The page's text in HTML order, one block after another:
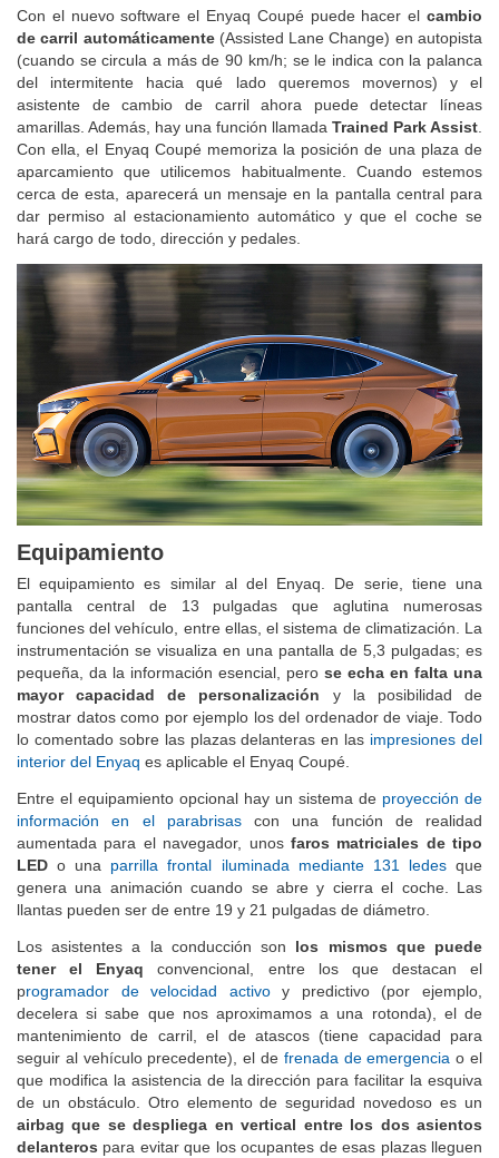
Con el nuevo software el Enyaq Coupé puede hacer el cambio
de carril automáticamente(Assisted Lane Change) en autopista
(cuando se circula a más de 90 km/h; se le indica con la palanca
del intermitente hacia qué lado queremos movernos) y el
asistente de cambio de carril ahora puede detectar líneas
amarillas. Además, hay una función llamada Trained Park Assist
Con ella, el Enyaq Coupé memoriza la posición de una plaza de
aparcamiento que utilicemos habitualmente. Cuando estemos
cerca de esta, aparecerá un mensaje en la pantalla central para
dar permiso al estacionamiento automático y que el coche se
hará cargo de todo, dirección y pedales.
Equipamiento
El equipamiento es similar al del Enyaq. De serie, tiene una
pantalla central de 13 pulgadas que aglutina numerosas
funciones del vehículo, entre ellas, el sistema de climatización. La
instrumentación se visualiza en una pantalla de 5,3 pulgadas; es
pequeña, da la información esencial, pero se echa en falta una
mayor capacidad de personalización y la posibilidad de
mostrar datos como por ejemplo los del ordenador de viaje. Todo
lo comentado sobre las plazas delanteras en las impresiones del
interior del Enyaq es aplicable el Enyaq Coupé.
Entre el equipamiento opcional hay un sistema de proyección de
información en el parabrisascon una función de realidad
aumentada para el navegador, unos faros matriciales de tipo
LED o una parrilla frontal iluminada mediante 131 ledesque
genera una animación cuando se abre y cierra el coche. Las
llantas pueden ser de entre 19 y 21 pulgadas de diámetro.
Los asistentes a la conducción son los mismos que puede
tener el Enyaq convencional, entre los que destacan el
programador de velocidad activoy predictivo (por ejemplo,
decelera si sabe que nos aproximamos a una rotonda), el de
mantenimiento de carril, el de atascos (tiene capacidad para
seguir al vehículo precedente), el de frenada de emergencia o el
que modifica la asistencia de la dirección para facilitar la esquiva
de un obstáculo. Otro elemento de seguridad novedoso es un
airbag que se despliega en vertical entre los dos asientos
delanteros para evitar que los ocupantes de esas plazas lleguen